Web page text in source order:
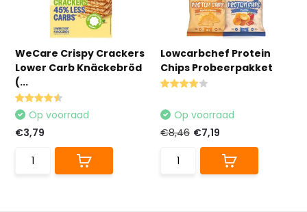
WeCare Crispy Crackers
Lower Carb Knäckebröd
(...
Op voorraad
€3,79
Lowcarbchef Protein
Chips Probeerpakket
Op voorraad
€8,46 €7,19